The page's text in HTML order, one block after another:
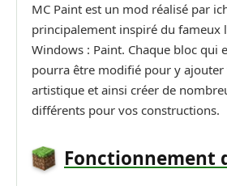
MC Paint est un mod réalisé par
principalement inspiré du fameux
Windows : Paint. Chaque bloc qui
pourra être modifié pour y
artistique et ainsi créer de
différents pour vos constructions.
Fonctionnement